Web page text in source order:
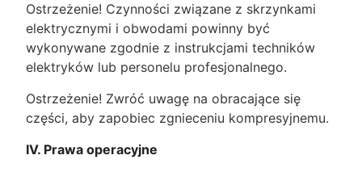
Ostrzeżenie! Czynności związane z skrzynkami
elektrycznymi i obwodami powinny być
wykonywane zgodnie z instrukcjami techników
elektryków lub personelu profesjonalnego.
Ostrzeżenie! Zwróć uwagę na obracające się
części, aby zapobiec zgnieceniu kompresyjnemu.
IV. Prawa operacyjne